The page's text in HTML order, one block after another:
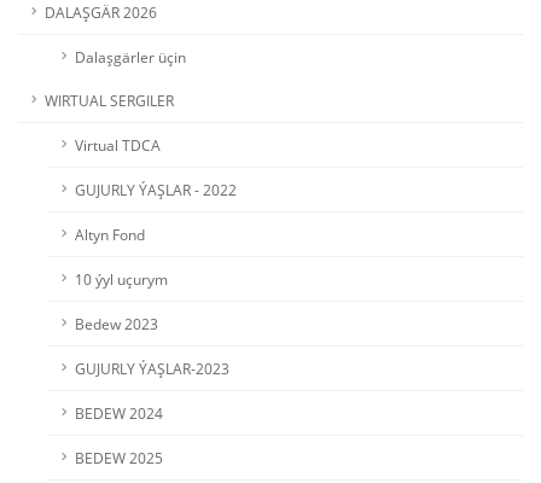
DALAŞGÄR 2026
Dalaşgärler üçin
WIRTUAL SERGILER
Virtual TDCA
GUJURLY ÝAŞLAR - 2022
Altyn Fond
10 ýyl uçurym
Bedew 2023
GUJURLY ÝAŞLAR-2023
BEDEW 2024
BEDEW 2025